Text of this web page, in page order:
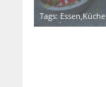
Tags: Essen,Küche